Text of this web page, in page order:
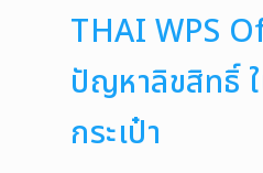
THAI WPS
ปัญหาลิขสิทธิ์
กระเป๋า